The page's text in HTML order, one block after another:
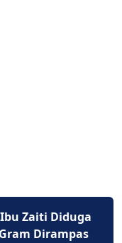
Zaiti Diduga
Dirampas